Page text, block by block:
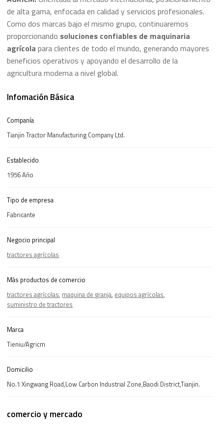
de alta gama, enfocada en calidad y servicios profesionales.
Como dos marcas bajo el mismo grupo, continuaremos
proporcionando soluciones confiables de maquinaria
agrícola para clientes de todo el mundo, generando mayores
beneficios operativos y apoyando el desarrollo de la
agricultura moderna a nivel global.
Infomación Básica
Companía
Tianjin Tractor Manufacturing Company Ltd.
Establecido
1956 Año
Tipo de empresa
Fabricante
Negocio principal
tractores agrícolas
Más productos de comercio
tractores agrícolas, maquina de granja, equipos agrícolas,
suministro de tractores
Marca
Tieniu/Agricm
Domicilio
No.1 Xingwang Road,Low Carbon Industrial Zone,Baodi District,Tianjin.
comercio y mercado